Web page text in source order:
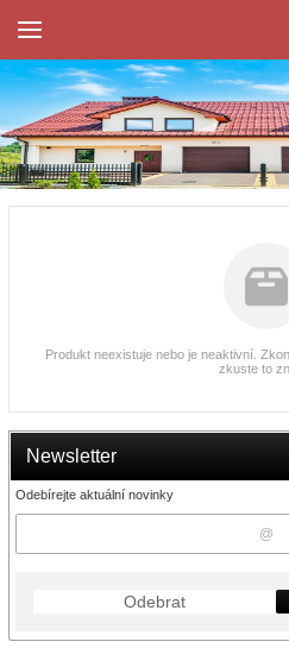
Newsletter
Odebírejte aktuální novinky
Odebrat
Produkt neexistuje nebo je neaktivní.
zkuste to